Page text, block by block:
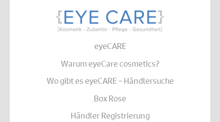
eyeCARE
Warum eyeCare cosmetics?
Wo gibt es eyeCARE – Händlersuche
Box Rose
Händler Registrierung